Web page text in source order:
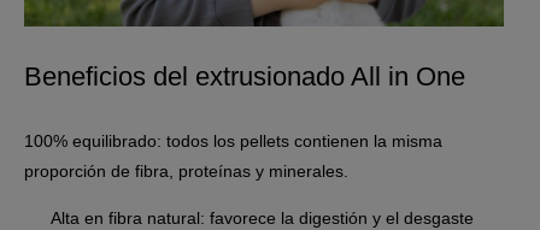
Beneficios del extrusionado All in One
100% equilibrado: todos los pellets contienen la misma
proporción de fibra, proteínas y minerales.
Alta en fibra natural: favorece la digestión y el desgaste